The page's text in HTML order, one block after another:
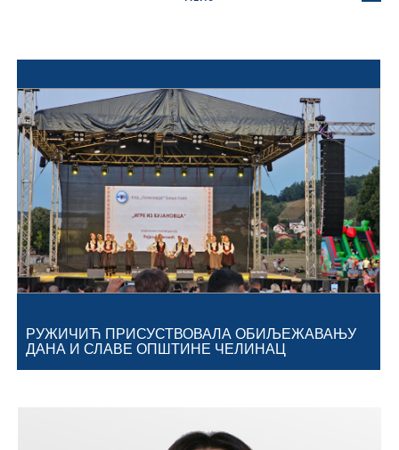
Географија
Насељена мјеста
Занимљивости
Фотогалерија
НАЧЕЛНИК
Замјеник начелника
СКУПШТИНА
РУЖИЧИЋ ПРИСУСТВОВАЛА ОБИЉЕЖАВАЊУ
ДАНА И СЛАВЕ ОПШТИНЕ ЧЕЛИНАЦ